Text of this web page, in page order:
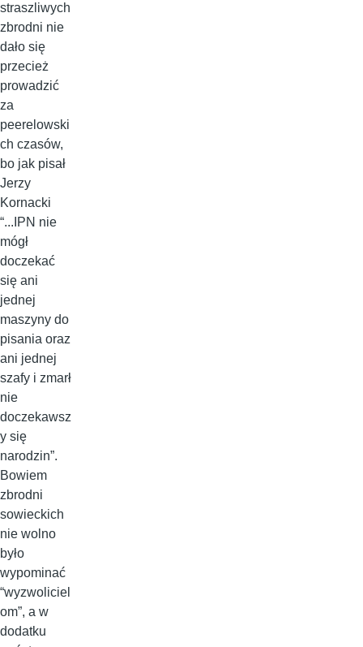
straszliwych
zbrodni nie
dało się
przecież
prowadzić
za
peerelowski
ch czasów,
bo jak pisał
Jerzy
Kornacki
“...IPN nie
mógł
doczekać
się ani
jednej
maszyny do
pisania oraz
ani jednej
szafy i zmarł
nie
doczekawsz
y się
narodzin”.
Bowiem
zbrodni
sowieckich
nie wolno
było
wypominać
“wyzwoliciel
om”, a w
dodatku